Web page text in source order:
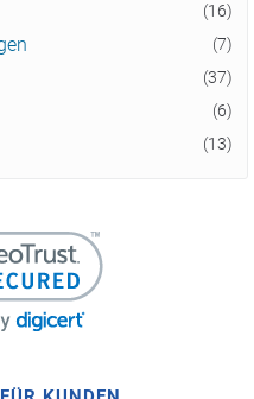
(16)
(7)
(37)
(6)
(13)